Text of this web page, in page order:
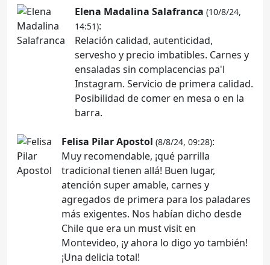
Elena Madalina Salafranca (10/8/24,
14:51):
Relación calidad, autenticidad,
servesho y precio imbatibles. Carnes y
ensaladas sin complacencias pa'l
Instagram. Servicio de primera calidad.
Posibilidad de comer en mesa o en la
barra.
Felisa Pilar Apostol (8/8/24, 09:28):
Muy recomendable, ¡qué parrilla
tradicional tienen allá! Buen lugar,
atención super amable, carnes y
agregados de primera para los paladares
más exigentes. Nos habían dicho desde
Chile que era un must visit en
Montevideo, ¡y ahora lo digo yo también!
¡Una delicia total!